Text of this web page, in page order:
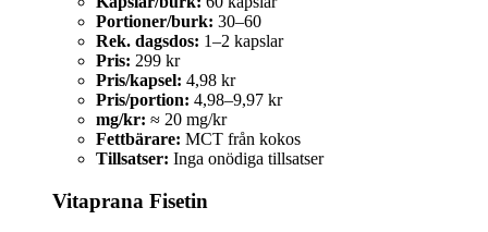
Portioner/burk: 30–60
Rek. dagsdos: 1–2 kapslar
Pris: 299 kr
Pris/kapsel: 4,98 kr
Pris/portion: 4,98–9,97 kr
mg/kr: ≈ 20 mg/kr
Fettbärare: MCT från kokos
Tillsatser: Inga onödiga tillsatser
Vitaprana Fisetin